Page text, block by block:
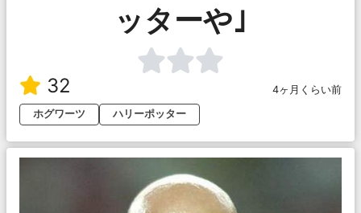
ッターや｣
32
4ヶ月くらい前
ホグワーツ
ハリーポッター